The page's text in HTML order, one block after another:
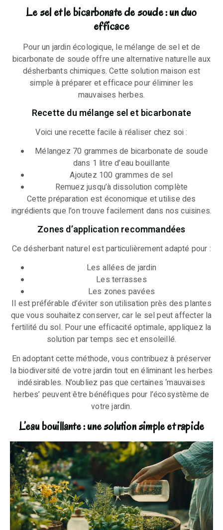
Le sel et le bicarbonate de soude : un duo
efficace
Pour un jardin écologique, le mélange de sel et de
bicarbonate de soude offre une alternative naturelle aux
désherbants chimiques. Cette solution maison est
simple à préparer et efficace pour éliminer les
mauvaises herbes.
Recette du mélange sel et bicarbonate
Voici une recette facile à réaliser chez soi :
Mélangez 70 grammes de bicarbonate de soude
dans 1 litre d’eau bouillante
Ajoutez 100 grammes de sel
Remuez jusqu’à dissolution complète
Cette préparation est économique et utilise des
ingrédients que l’on trouve facilement dans nos cuisines.
Zones d’application recommandées
Ce désherbant naturel est particulièrement adapté pour :
Les allées de jardin
Les terrasses
Les zones pavées
Il est préférable d’éviter son utilisation près des plantes
que vous souhaitez conserver, car le sel peut affecter la
fertilité du sol. Pour une efficacité optimale, appliquez la
solution par temps sec et ensoleillé.
En adoptant cette méthode, vous contribuez à préserver
la biodiversité de votre jardin tout en éliminant les herbes
indésirables. N’oubliez pas que certaines ‘mauvaises
herbes’ peuvent être bénéfiques pour l’écosystème de
votre jardin.
L’eau bouillante : une solution simple et rapide